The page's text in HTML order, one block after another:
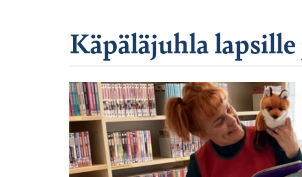
Käpäläjuhla